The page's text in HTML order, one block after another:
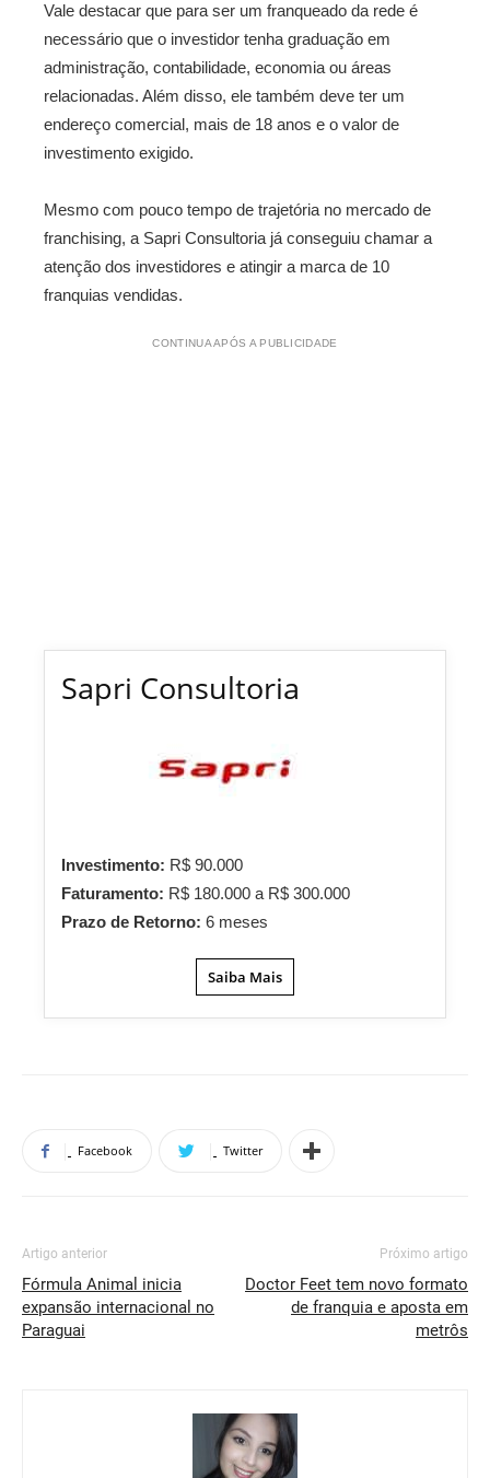
Vale destacar que para ser um franqueado da rede é
necessário que o investidor tenha graduação em
administração, contabilidade, economia ou áreas
relacionadas. Além disso, ele também deve ter um
endereço comercial, mais de 18 anos e o valor de
investimento exigido.
Mesmo com pouco tempo de trajetória no mercado de
franchising, a Sapri Consultoria já conseguiu chamar a
atenção dos investidores e atingir a marca de 10
franquias vendidas.
CONTINUA APÓS A PUBLICIDADE
Sapri Consultoria
Investimento: R$ 90.000
Faturamento: R$ 180.000 a R$ 300.000
Prazo de Retorno: 6 meses
Saiba Mais
Facebook Twitter
Artigo anterior
Fórmula Animal inicia
expansão internacional no
Paraguai
Próximo artigo
Doctor Feet tem novo formato
de franquia e aposta em
metrôs